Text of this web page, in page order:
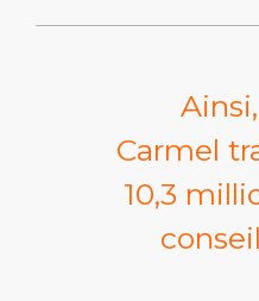
Carmel
10,3